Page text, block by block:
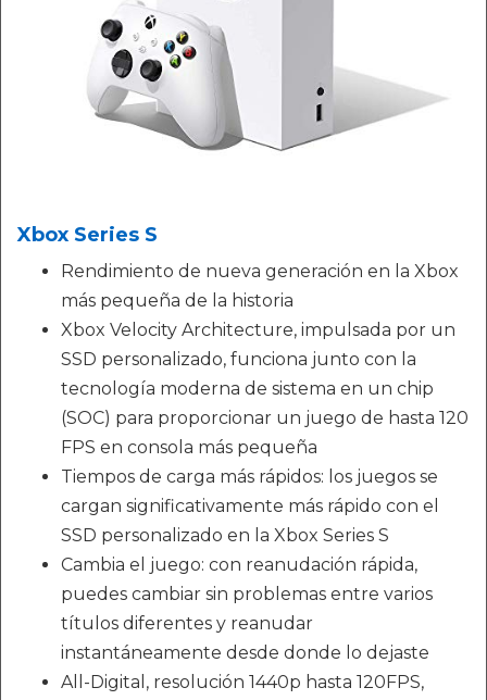
Xbox Series S
Rendimiento de nueva generación en la Xbox
más pequeña de la historia
Xbox Velocity Architecture, impulsada por un
SSD personalizado, funciona junto con la
tecnología moderna de sistema en un chip
(SOC) para proporcionar un juego de hasta 120
FPS en consola más pequeña
Tiempos de carga más rápidos: los juegos se
cargan significativamente más rápido con el
SSD personalizado en la Xbox Series S
Cambia el juego: con reanudación rápida,
puedes cambiar sin problemas entre varios
títulos diferentes y reanudar
instantáneamente desde donde lo dejaste
All-Digital, resolución 1440p hasta 120FPS,